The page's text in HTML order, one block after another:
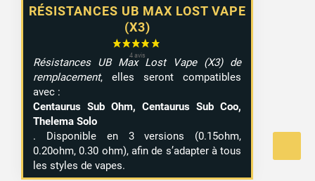
RÉSISTANCES UB MAX LOST VAPE
(X3)
Résistances UB Max Lost Vape (X3) de
remplacement, elles seront compatibles
avec :
Centaurus Sub Ohm, Centaurus Sub Coo,
Thelema Solo
. Disponible en 3 versions (0.15ohm,
0.20ohm, 0.30 ohm), afin de s’adapter à tous
les styles de vapes.